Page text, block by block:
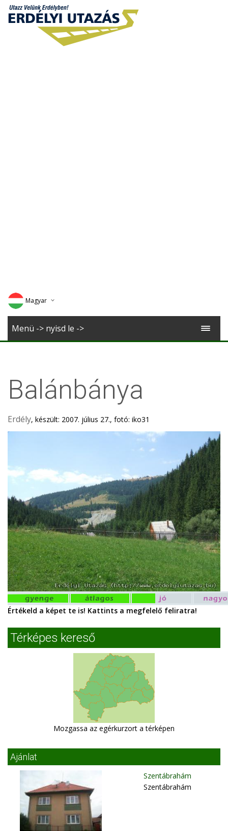
Magyar
Deutsch
Menü -> nyisd le ->
Balánbánya
Erdély, készült: 2007. július 27., fotó: iko31
Értékeld a képet te is! Kattints a megfelelő feliratra!
Térképes kereső
Mozgassa az egérkurzort a térképen
Ajánlat
Szentábrahám
Szentábrahám